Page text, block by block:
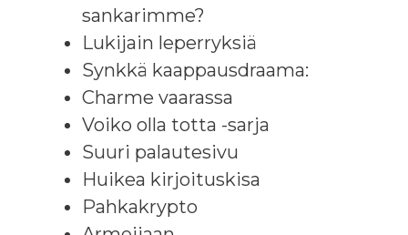
sankarimme?
Lukijain leperryksiä
Synkkä kaappausdraama:
Charme vaarassa
Voiko olla totta -sarja
Suuri palautesivu
Huikea kirjoituskisa
Pahkakrypto